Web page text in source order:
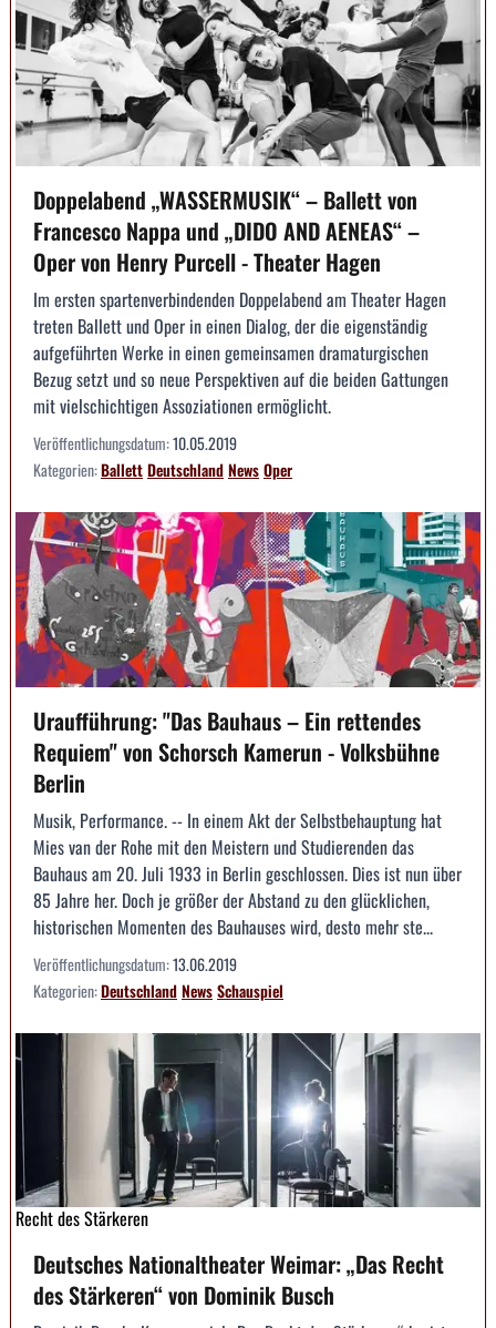
Doppelabend „WASSERMUSIK“ – Ballett von
Francesco Nappa und „DIDO AND AENEAS“ –
Oper von Henry Purcell - Theater Hagen
Im ersten spartenverbindenden Doppelabend am Theater Hagen
treten Ballett und Oper in einen Dialog, der die eigenständig
aufgeführten Werke in einen gemeinsamen dramaturgischen
Bezug setzt und so neue Perspektiven auf die beiden Gattungen
mit vielschichtigen Assoziationen ermöglicht.
Veröffentlichungsdatum:10.05.2019
Kategorien:BallettDeutschlandNewsOper
Uraufführung: "Das Bauhaus – Ein rettendes
Requiem" von Schorsch Kamerun - Volksbühne
Berlin
Musik, Performance. -- In einem Akt der Selbstbehauptung hat
Mies van der Rohe mit den Meistern und Studierenden das
Bauhaus am 20. Juli 1933 in Berlin geschlossen. Dies ist nun über
85 Jahre her. Doch je größer der Abstand zu den glücklichen,
historischen Momenten des Bauhauses wird, desto mehr ste...
Veröffentlichungsdatum:13.06.2019
Kategorien:DeutschlandNewsSchauspiel
Recht des Stärkeren
Deutsches Nationaltheater Weimar: „Das Recht
des Stärkeren“ von Dominik Busch